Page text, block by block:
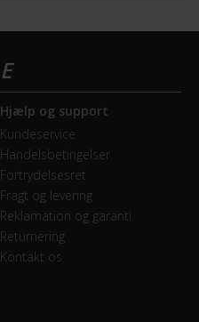
Hjælp og support
Kundeservice
Handelsbetingelser
Fortrydelsesret
Fragt og levering
Reklamation og garanti
Returnering
Kontakt os